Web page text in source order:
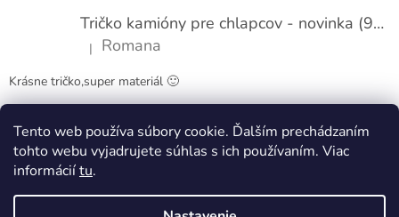
Tento web používa súbory cookie. Ďalším prechádzaním
tohto webu vyjadrujete súhlas s ich používaním. Viac
informáciítu.
Tričko kamióny pre chlapcov - novinka (98-134)
Hodnotenie produktu je 5 z 5 hviezdičiek.
| Romana
Krásne tričko,super materiál 🙂
Obchodné podmienky Kontakty